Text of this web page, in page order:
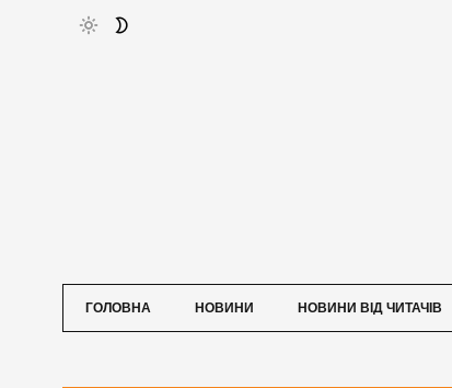
ГОЛОВНА НОВИНИ НОВИНИ ВІД ЧИТАЧІВ